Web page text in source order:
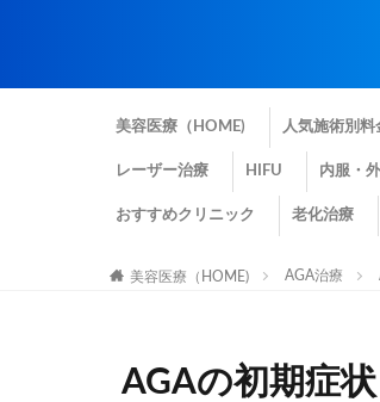
美容医療（HOME) 人気施術別料
レーザー治療 HIFU 内服・
おすすめクリニック 老化治療
美容医療（HOME) AGA治療
AGAの初期症